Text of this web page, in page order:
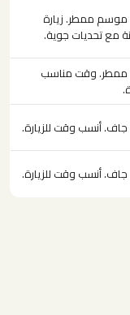
موسم ممطر. زيارة
مع تحديات جوية.
ممطر. وقت مناسب
أنسب وقت للزيارة.
أنسب وقت للزيارة.